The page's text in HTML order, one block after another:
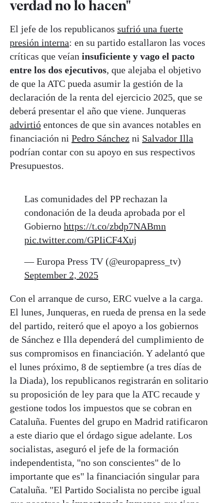
verdad no lo hacen"
El jefe de los republicanos sufrió una fuerte
presión interna: en su partido estallaron las voces
críticas que veían insuficiente y vago el pacto
entre los dos ejecutivos, que alejaba el objetivo
de que la ATC pueda asumir la gestión de la
declaración de la renta del ejercicio 2025, que se
deberá presentar el año que viene. Junqueras
advirtió entonces de que sin avances notables en
financiación ni Pedro Sánchez ni Salvador Illa
podrían contar con su apoyo en sus respectivos
Presupuestos.
Las comunidades del PP rechazan la
condonación de la deuda aprobada por el
Gobierno https://t.co/zbdp7NABmn
pic.twitter.com/GPIiCF4Xuj
— Europa Press TV (@europapress_tv)
September 2, 2025
Con el arranque de curso, ERC vuelve a la carga.
El lunes, Junqueras, en rueda de prensa en la sede
del partido, reiteró que el apoyo a los gobiernos
de Sánchez e Illa dependerá del cumplimiento de
sus compromisos en financiación. Y adelantó que
el lunes próximo, 8 de septiembre (a tres días de
la Diada), los republicanos registrarán en solitario
su proposición de ley para que la ATC recaude y
gestione todos los impuestos que se cobran en
Cataluña. Fuentes del grupo en Madrid ratificaron
a este diario que el órdago sigue adelante. Los
socialistas, aseguró el jefe de la formación
independentista, "no son conscientes" de lo
importante que es" la financiación singular para
Cataluña. "El Partido Socialista no percibe igual